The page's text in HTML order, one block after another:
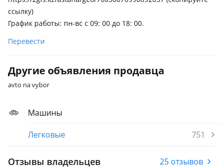
ссылку)
График работы: пн-вс с 09: 00 до 18: 00.
Перевести
Другие объявления продавца
avto na vybor
Машины
Легковые
751
Отзывы владельцев 25 отзывов